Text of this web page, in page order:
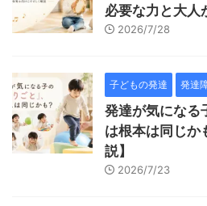
必要な力と大人
2026/7/28
子どもの発達 発達
発達が気になる
は根本は同じか
説】
2026/7/23